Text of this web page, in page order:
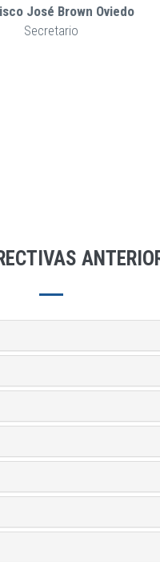
José Brown Oviedo
Secretario